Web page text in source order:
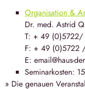
Organisation &
Dr. med. Astrid
T: + 49 (0)5722/
F: + 49 (0)5722
E: email@haus-
Seminarkosten:
» Die genauen